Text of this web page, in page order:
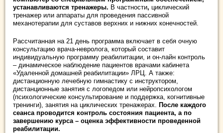
устанавливаются тренажеры. В частности, циклический
тренажер или аппараты для проведения пассивной
механотерапии для суставов верхних и нижних конечностей.
Рассчитанная на 21 день программа включает в себя очную
консультацию врача-невролога, который составит
индивидуальную программу реабилитации, и он-лайн контроль
– динамическое наблюдение пациентов врачами кабинета
«Удаленной домашней реабилитации» ЛРЦ. А также:
дистанционную лечебную гимнастику с инструктором,
дистанционные занятия с логопедом или нейропсихологом
(психологические консультирование и поддержка, когнитивные
тренинги), занятия на циклических тренажерах. После каждого
сеанса проводится контроль состояния пациента, а по
завершению курса – оценка эффективности проведенной
реабилитации.